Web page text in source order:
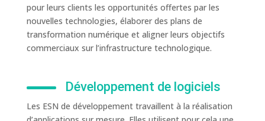
pour leurs clients les opportunités offertes par les
nouvelles technologies, élaborer des plans de
transformation numérique et aligner leurs objectifs
commerciaux sur l’infrastructure technologique.
Développement de logiciels
Les ESN de développement travaillent à la réalisation